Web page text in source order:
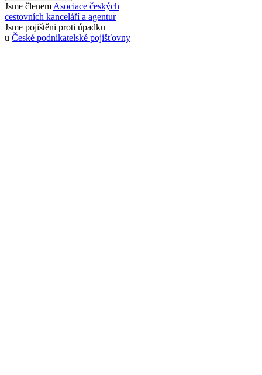
Jsme členem Asociace českých
cestovních kanceláří a agentur
Jsme pojištěni proti úpadku
u České podnikatelské pojišťovny